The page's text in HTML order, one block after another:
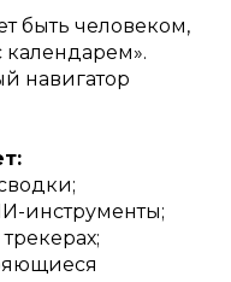
быть человеком,
календарем».
навигатор
инструменты;